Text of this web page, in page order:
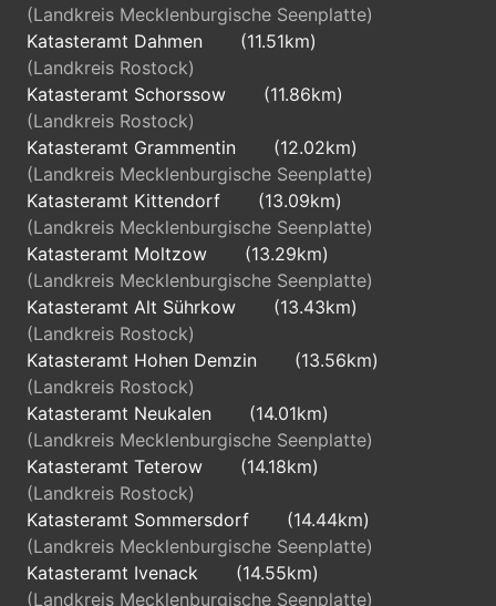
(Landkreis Mecklenburgische Seenplatte)
Katasteramt Dahmen
(11.51km)
(Landkreis Rostock)
Katasteramt Schorssow
(11.86km)
(Landkreis Rostock)
Katasteramt Grammentin
(12.02km)
(Landkreis Mecklenburgische Seenplatte)
Katasteramt Kittendorf
(13.09km)
(Landkreis Mecklenburgische Seenplatte)
Katasteramt Moltzow
(13.29km)
(Landkreis Mecklenburgische Seenplatte)
Katasteramt Alt Sührkow
(13.43km)
(Landkreis Rostock)
Katasteramt Hohen Demzin
(13.56km)
(Landkreis Rostock)
Katasteramt Neukalen
(14.01km)
(Landkreis Mecklenburgische Seenplatte)
Katasteramt Teterow
(14.18km)
(Landkreis Rostock)
Katasteramt Sommersdorf
(14.44km)
(Landkreis Mecklenburgische Seenplatte)
Katasteramt Ivenack
(14.55km)
(Landkreis Mecklenburgische Seenplatte)